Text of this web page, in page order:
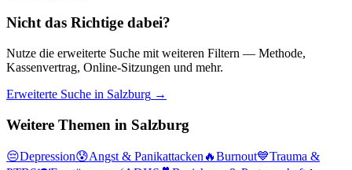
Nicht das Richtige dabei?
Nutze die erweiterte Suche mit weiteren Filtern — Methode,
Kassenvertrag, Online-Sitzungen und mehr.
Erweiterte Suche in Salzburg →
Weitere Themen in Salzburg
😔Depression😰Angst & Panikattacken 🔥Burnout💙Trauma &